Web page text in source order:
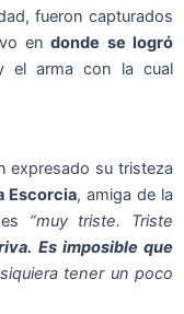
fueron capturados
en donde se logró
el arma con la cual
expresado su tristeza
Escorcia, amiga de la
“muy triste. Triste
Es imposible que
tener un poco